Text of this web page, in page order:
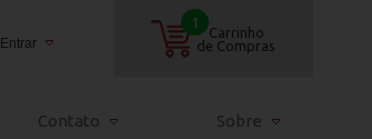
Entrar
1
Carrinho
de Compras
Contato Sobre